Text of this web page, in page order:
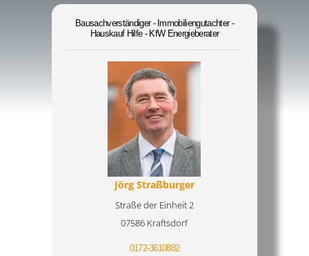
Bausachverständiger - Immobiliengutachter -
Hauskauf Hilfe - KfW Energieberater
Jörg Straßburger
Straße der Einheit 2
07586 Kraftsdorf
0172-3610882